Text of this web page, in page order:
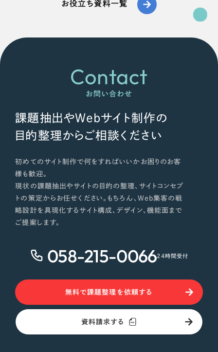
お役立ち資料一覧
Contact
お問い合わせ
課題抽出やWebサイト制作の
目的整理からご相談ください
初めてのサイト制作で何をすればいいかお困りのお客
様も歓迎。
現状の課題抽出やサイトの目的の整理、サイトコンセプ
トの策定からお任せください。もちろん、Web集客の戦
略設計を具現化するサイト構成、デザイン、機能面まで
ご提案します。
058-215-006624時間受付
無料で課題整理を依頼する
資料請求する